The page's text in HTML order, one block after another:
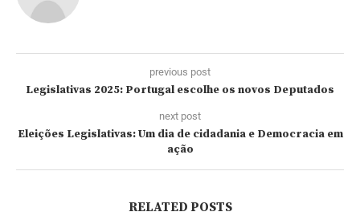
previous post
Legislativas 2025: Portugal escolhe os novos Deputados
next post
Eleições Legislativas: Um dia de cidadania e Democracia em
ação
RELATED POSTS